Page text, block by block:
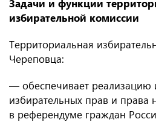
Задачи и функции
избирательной комиссии
Территориальная
Череповца:
— обеспечивает реализацию
избирательных прав и права
в референдуме граждан